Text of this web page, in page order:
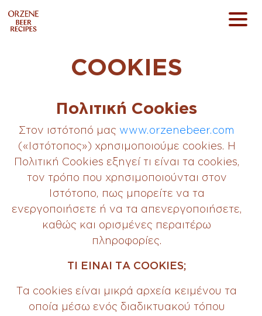
ΑΡΧΙΚΗ
ΣΧΕΤΙΚΑ ΜΕ ΕΜΑΣ
COOKIES
JOIN US
© 2022 ORZENE BEER
CREATED WITH BY DOPE STUDIO
COOKIES
Πολιτική Cookies
Στον ιστότοπό μας www.orzenebeer.com
(«Ιστότοπος») χρησιμοποιούμε cookies. Η
Πολιτική Cookies εξηγεί τι είναι τα cookies,
τον τρόπο που χρησιμοποιούνται στον
Ιστότοπο, πως μπορείτε να τα
ενεργοποιήσετε ή να τα απενεργοποιήσετε,
καθώς και ορισμένες περαιτέρω
πληροφορίες.
ΤΙ ΕΙΝΑΙ ΤΑ COOKIES;
Τα cookies είναι μικρά αρχεία κειμένου τα
οποία μέσω ενός διαδικτυακού τόπου